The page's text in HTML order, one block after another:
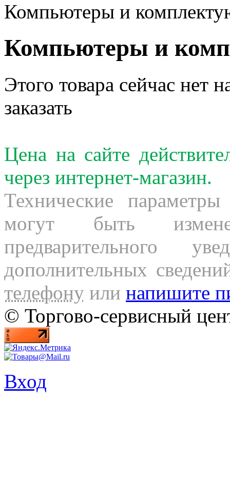
Компьютеры и
Компьютеры и
Этого товара сейчас нет
заказать
Цена на сайте
через интернет-магазин.
Технические
могут быть
предварительного
дополнительных
телефону или напишите
© Торгово-сервисный
Вход